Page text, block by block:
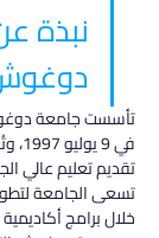
نبذة
في
تقديم تعليم عالي
تسعى الجامعة
خلال برامج